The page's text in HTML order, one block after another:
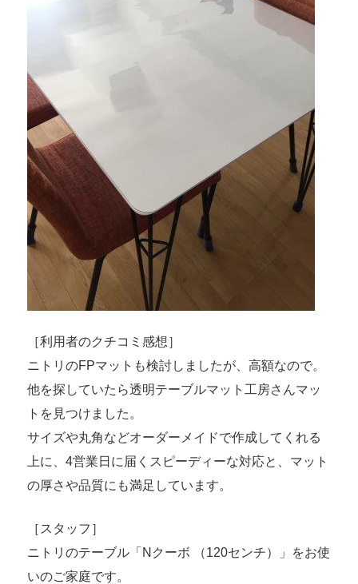
［利用者のクチコミ感想］
ニトリのFPマットも検討しましたが、高額なので。
他を探していたら透明テーブルマット工房さんマッ
トを見つけました。
サイズや丸角などオーダーメイドで作成してくれる
上に、4営業日に届くスピーディーな対応と、マット
の厚さや品質にも満足しています。
［スタッフ］
ニトリのテーブル「Nクーボ （120センチ）」をお使
いのご家庭です。